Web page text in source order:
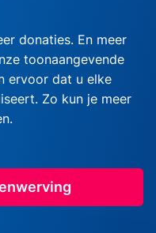
donaties. En meer
toonaangevende
ervoor dat u elke
Zo kun je meer